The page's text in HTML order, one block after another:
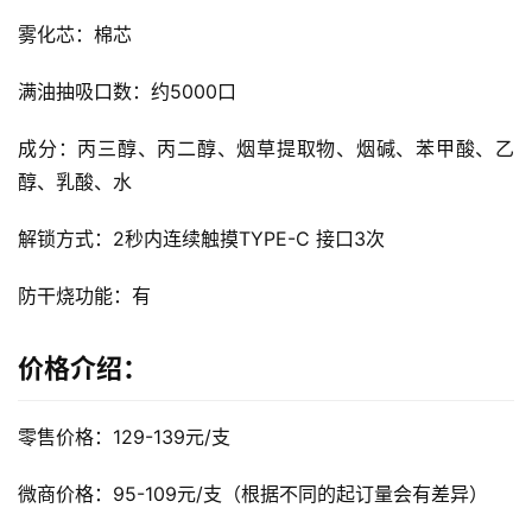
次
性
电
子
烟
电
子
烟
评
测
通
烟
雾化芯：棉芯
满油抽吸口数：约5000口
成分：丙三醇、丙二醇、烟草提取物、烟碱、苯甲酸、乙
醇、乳酸、水
解锁方式：2秒内连续触摸TYPE-C 接口3次
防干烧功能：有
价格介绍：
零售价格：129-139元/支
微商价格：95-109元/支（根据不同的起订量会有差异）